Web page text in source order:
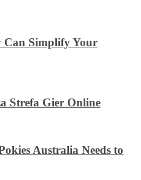
Can Simplify Your
Strefa Gier Online
Australia Needs to